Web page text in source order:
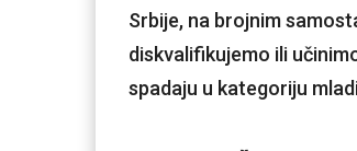
Srbije, na brojnim
diskvalifikujemo ili
spadaju u kategoriju